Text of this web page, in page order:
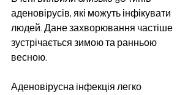
аденовірусів, які можуть інфікувати
людей. Дане захворювання частіше
зустрічається зимою та ранньою
весною.
Аденовірусна інфекція легко